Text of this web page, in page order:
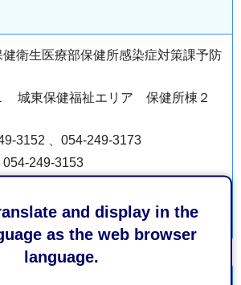
and display in the
as the web browser
language.
衛生医療部保健所感染症対策課予防
城東保健福祉エリア 保健所棟２
3152 、054-249-3173
249-3153